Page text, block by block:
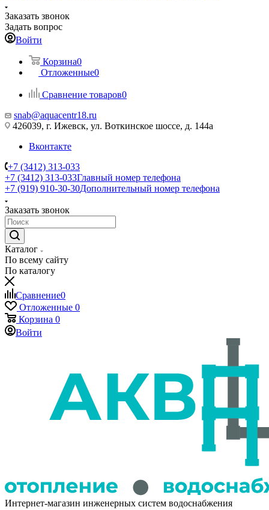
Заказать звонок
Задать вопрос
Войти
Корзина0
Отложенные0
Сравнение товаров0
snab@aquacentr18.ru
426039, г. Ижевск, ул. Воткинское шоссе, д. 144а
Вконтакте
+7 (3412) 313-033
+7 (3412) 313-033Главный номер телефона
+7 (919) 910-30-30Дополнительный номер телефона
Заказать звонок
Каталог
По всему сайту
По каталогу
Сравнение0
Отложенные 0
Корзина 0
Войти
Интернет-магазин инженерных систем водоснабжения